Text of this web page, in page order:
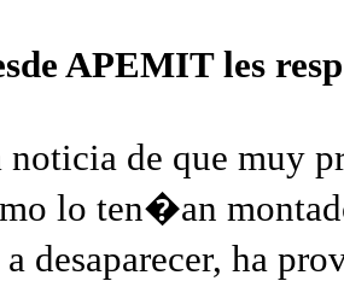
APEMIT les
noticia de que muy
lo ten�an
a desaparecer, ha